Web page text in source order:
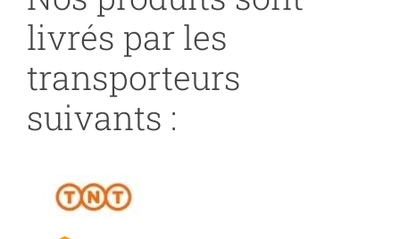
livrés par les
transporteurs
suivants :